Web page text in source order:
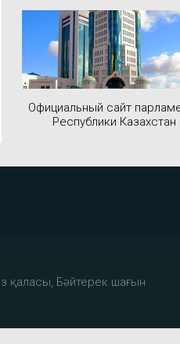
Официальный сайт
Республики Казахстан
қаласы, Бәйтерек шағын